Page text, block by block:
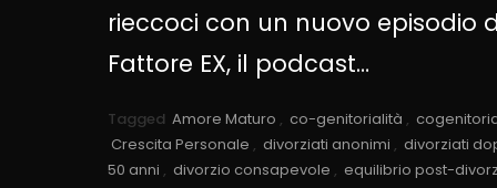
rieccoci con un nuovo episodio
Fattore EX, il podcast…
Tagged Amore Maturo , co-genitorialità ,
Crescita Personale , divorziati anonimi , divorziati
50 anni , divorzio consapevole , equilibrio post-